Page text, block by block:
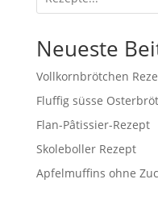
Neueste
Vollkornbrötchen
Fluffig süsse
Flan-Pâtissier-Rezept
Skoleboller Rezept
Apfelmuffins ohne